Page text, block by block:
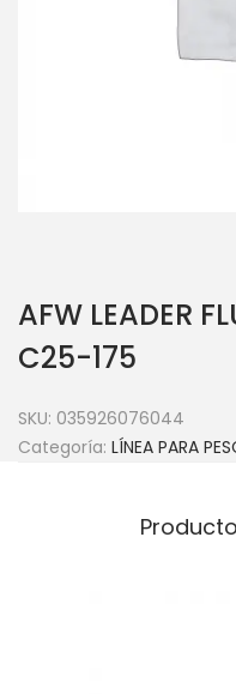
AFW LEADER
C25-175
SKU: 035926076044
Categoría: LÍNEA PARA